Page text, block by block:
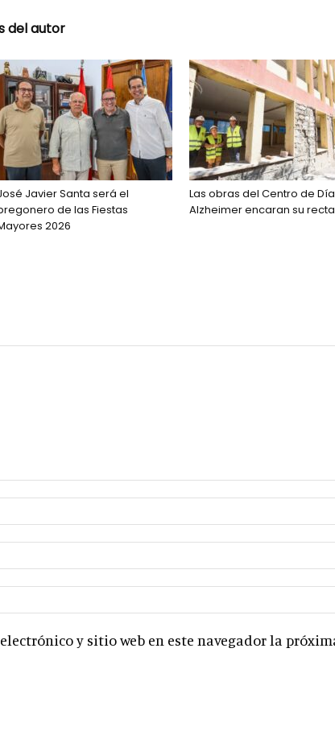
del autor
Javier Santa será el
de las Fiestas
2026
Las obras del Centro de
Alzheimer encaran su
y sitio web en este navegador la